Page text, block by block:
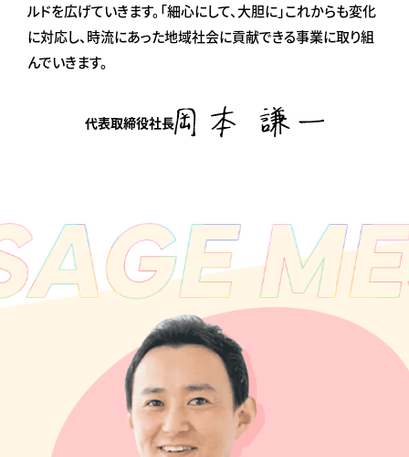
ルドを広げていきます。「細心にして、大胆に」これからも変化
に対応し、時流にあった地域社会に貢献できる事業に取り組
んでいきます。
代表取締役社長